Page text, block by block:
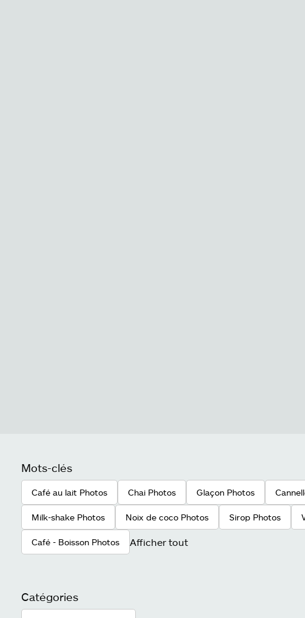
Mots-clés
Café au lait Photos Chai Photos Glaçon Photos
Milk-shake Photos Noix de coco Photos Sirop Photos
Café - Boisson Photos Afficher tout
Catégories